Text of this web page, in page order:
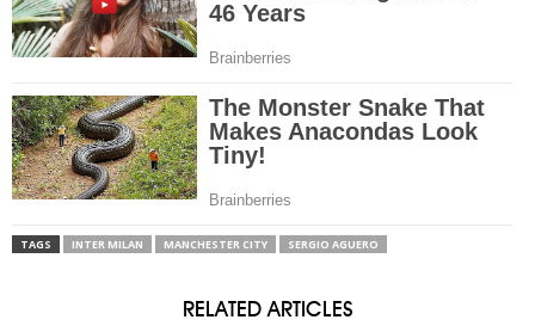
TAGS INTER MILAN MANCHESTER CITY SERGIO AGUERO
RELATED ARTICLES